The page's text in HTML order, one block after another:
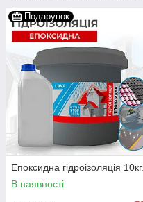
Подарунок
Епоксидна гідроізоляція 10кг.
В наявності